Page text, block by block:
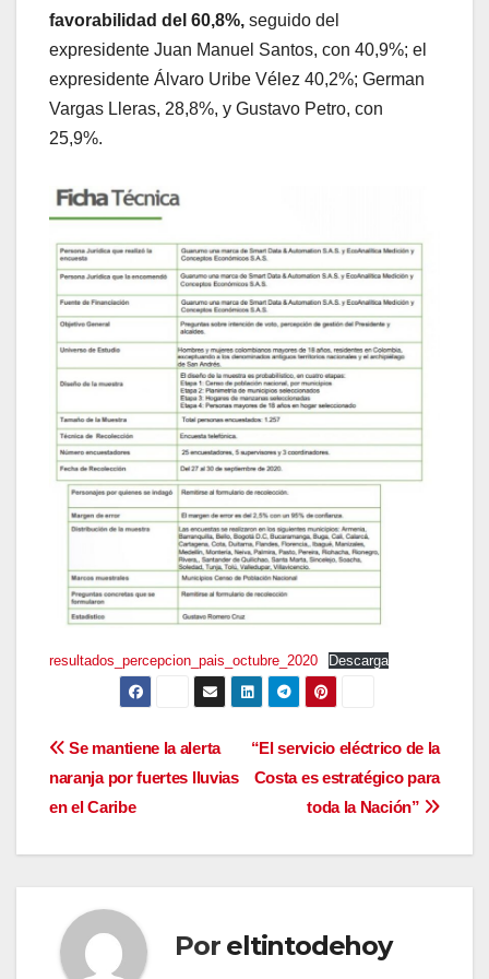
favorabilidad del 60,8%, seguido del
expresidente Juan Manuel Santos, con 40,9%; el
expresidente Álvaro Uribe Vélez 40,2%; German
Vargas Lleras, 28,8%, y Gustavo Petro, con
25,9%.
resultados_percepcion_pais_octubre_2020 Descarga
Navegación
de
entradas
“El servicio eléctrico de la
Costa es estratégico para
toda la Nación”
Se mantiene la alerta
naranja por fuertes lluvias
en el Caribe
Por eltintodehoy